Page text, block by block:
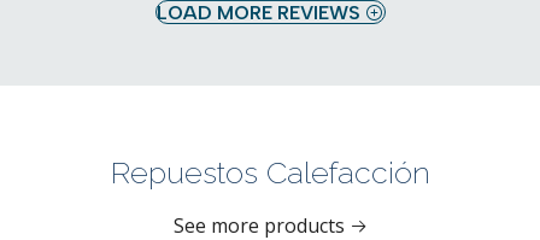
LOAD MORE REVIEWS
Repuestos Calefacción
See more products